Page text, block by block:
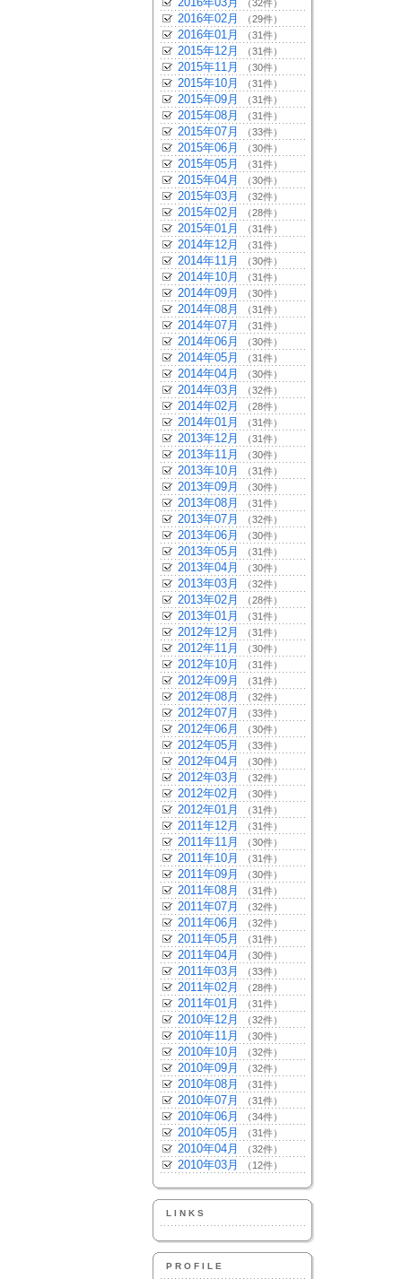
（32件）
2016年02月 （29件）
2016年01月 （31件）
2015年12月 （31件）
2015年11月 （30件）
2015年10月 （31件）
2015年09月 （31件）
2015年08月 （31件）
2015年07月 （33件）
2015年06月 （30件）
2015年05月 （31件）
2015年04月 （30件）
2015年03月 （32件）
2015年02月 （28件）
2015年01月 （31件）
2014年12月 （31件）
2014年11月 （30件）
2014年10月 （31件）
2014年09月 （30件）
2014年08月 （31件）
2014年07月 （31件）
2014年06月 （30件）
2014年05月 （31件）
2014年04月 （30件）
2014年03月 （32件）
2014年02月 （28件）
2014年01月 （31件）
2013年12月 （31件）
2013年11月 （30件）
2013年10月 （31件）
2013年09月 （30件）
2013年08月 （31件）
2013年07月 （32件）
2013年06月 （30件）
2013年05月 （31件）
2013年04月 （30件）
2013年03月 （32件）
2013年02月 （28件）
2013年01月 （31件）
2012年12月 （31件）
2012年11月 （30件）
2012年10月 （31件）
2012年09月 （31件）
2012年08月 （32件）
2012年07月 （33件）
2012年06月 （30件）
2012年05月 （33件）
2012年04月 （30件）
2012年03月 （32件）
2012年02月 （30件）
2012年01月 （31件）
2011年12月 （31件）
2011年11月 （30件）
2011年10月 （31件）
2011年09月 （30件）
2011年08月 （31件）
2011年07月 （32件）
2011年06月 （32件）
2011年05月 （31件）
2011年04月 （30件）
2011年03月 （33件）
2011年02月 （28件）
2011年01月 （31件）
2010年12月 （32件）
2010年11月 （30件）
2010年10月 （32件）
2010年09月 （32件）
2010年08月 （31件）
2010年07月 （31件）
2010年06月 （34件）
2010年05月 （31件）
2010年04月 （32件）
2010年03月 （12件）
LINKS
PROFILE